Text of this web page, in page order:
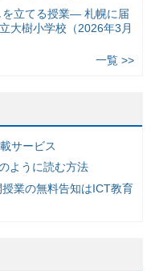
を立てる授業— 札幌に届
大樹小学校（2026年3月
一覧 >>
サービス
ように読む方法
業の無料告知はICT教育